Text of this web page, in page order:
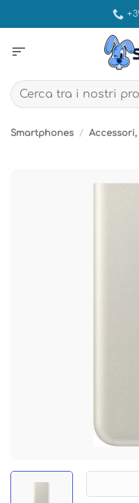
ai
sort
Cerca:
Smartphones /